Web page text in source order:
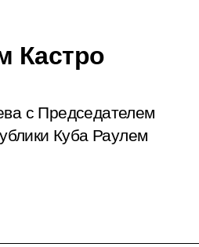
Кастро
с Председателем
Куба Раулем